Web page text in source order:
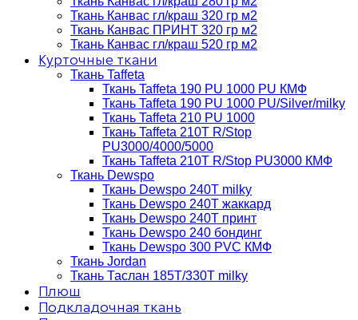
Ткань Канвас гл/краш 320 гр м2
Ткань Канвас ПРИНТ 320 гр м2
Ткань Канвас гл/краш 520 гр м2
Курточные ткани
Ткань Taffeta
Ткань Taffeta 190 PU 1000 PU КМФ
Ткань Taffeta 190 PU 1000 PU/Silver/milky
Ткань Taffeta 210 PU 1000
Ткань Taffeta 210Т R/Stop
PU3000/4000/5000
Ткань Taffeta 210Т R/Stop PU3000 КМФ
Ткань Dewspo
Ткань Dewspo 240Т milky
Ткань Dewspo 240T жаккард
Ткань Dewspo 240Т принт
Ткань Dewspo 240 бондинг
Ткань Dewspo 300 PVC КМФ
Ткань Jordan
Ткань Таслан 185T/330T milky
Плюш
Подкладочная ткань